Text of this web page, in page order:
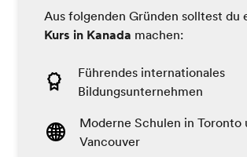
Aus folgenden Gründen solltest du
Kurs in Kanada machen:
Führendes internationales
Bildungsunternehmen
Moderne Schulen in Toronto
Vancouver